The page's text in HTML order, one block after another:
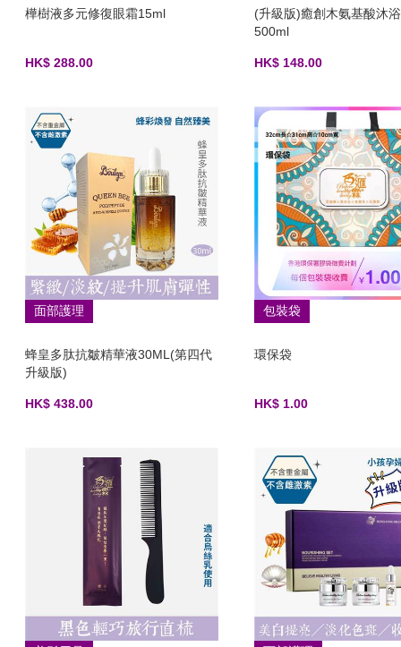
樺樹液多元修復眼霜15ml
HK$ 288.00
(升級版)癒創木氨基酸沐
500ml
HK$ 148.00
面部護理
蜂皇多肽抗皺精華液30ML(第四代
升級版)
HK$ 438.00
包裝袋
環保袋
HK$ 1.00